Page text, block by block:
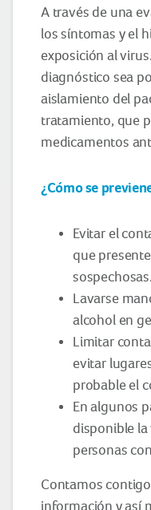
A través de una
los síntomas y el
exposición al
diagnóstico sea
aislamiento del
tratamiento, que
medicamentos
¿Cómo se
Evitar el
que
sospechosas.
Lavarse
alcohol en
Limitar
evitar
probable el
En algunos
disponible
personas
Contamos
información y así